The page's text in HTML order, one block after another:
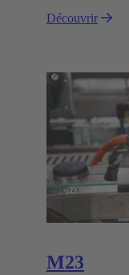
Découvrir
M23